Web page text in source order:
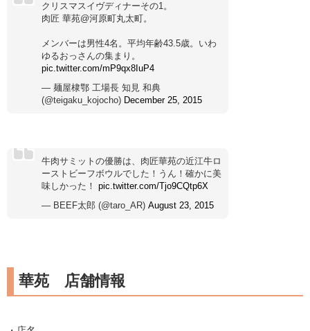
クリスマスイヴディナーその1。
肉匠 華苑@河原町丸太町。
メンバーは男性4名。平均年齢43.5歳。いわ
ゆるおっさんの集まり。
pic.twitter.com/mP9qx8IuP4
— 麺屋棣鄂 工場長 知見 和典
(@teigaku_kojocho) December 25, 2015
牛肉サミットの優勝は、肉匠華苑の近江牛ロ
ーストビーフボウルでした！うん！確かに美
味しかった！ pic.twitter.com/Tjo9CQtp6X
— BEEF太郎 (@taro_AR) August 23, 2015
華苑 店舗情報